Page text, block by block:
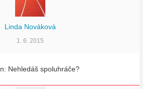
Linda Nováková
1. 6. 2015
Nehledáš spoluhráče?